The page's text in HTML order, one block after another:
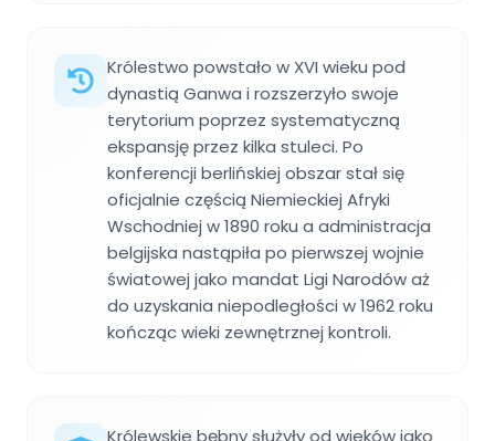
Królestwo powstało w XVI wieku pod
dynastią Ganwa i rozszerzyło swoje
terytorium poprzez systematyczną
ekspansję przez kilka stuleci. Po
konferencji berlińskiej obszar stał się
oficjalnie częścią Niemieckiej Afryki
Wschodniej w 1890 roku a administracja
belgijska nastąpiła po pierwszej wojnie
światowej jako mandat Ligi Narodów aż
do uzyskania niepodległości w 1962 roku
kończąc wieki zewnętrznej kontroli.
Królewskie bębny służyły od wieków jako